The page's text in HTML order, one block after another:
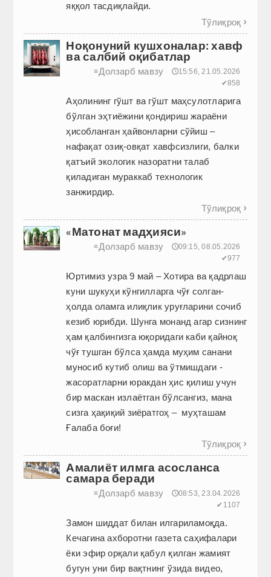
яққол тасдиқлайди.
Тўлиқроқ 
Ноқонуний кушхоналар: хавф
ва салбий оқибатлар
≡Долзарб мавзу
🕔15:56, 21.05.2026
✔858
Аҳолининг гўшт ва гўшт маҳсулотларига
бўлган эҳтиёжини қондириш жараёни
ҳисобланган ҳайвонларни сўйиш –
нафақат озиқ-овқат хавфсизлиги, балки
қатъий экологик назоратни талаб
қиладиган мураккаб технологик
занжирдир.
Тўлиқроқ 
«Матонат мадҳияси»
≡Долзарб мавзу
🕔09:15, 08.05.2026
✔977
Юртимиз узра 9 май – Хотира ва қадрлаш
куни ­шукуҳи кўнгилларга чўғ солган­
ҳолда оламга илиқлик ­уруғларини сочиб
кезиб юрибди.­ ­Шунга монанд агар сизнинг
ҳам қалбин­гизга юқоридаги каби қайноқ
чўғ тушган бўлса ҳамда муҳим санани
муносиб кутиб олиш ва ўтмишдаги­ ­
жасоратларни юракдан ҳис ­қилиш учун
бир маскан ­излаётган ­бўлсангиз, мана
сизга ҳақиқий зиёратгоҳ – ­ муҳташам
Ғалаба боғи!
Тўлиқроқ 
Амалиёт илмга асосланса
самара беради
≡Долзарб мавзу
🕔08:53, 23.04.2026
✔1107
Замон шиддат билан илгариламоқда.
Кечагина ахборотни газета саҳифалари
ёки эфир орқали қабул қилган жамият
бугун уни бир вақтнинг ўзида видео,